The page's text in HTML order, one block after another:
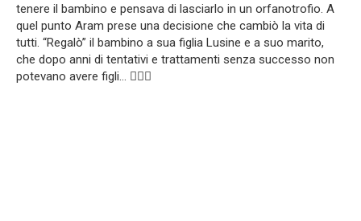
tenere il bambino e pensava di lasciarlo in un orfanotrofio. A
quel punto Aram prese una decisione che cambiò la vita di
tutti. “Regalò” il bambino a sua figlia Lusine e a suo marito,
che dopo anni di tentativi e trattamenti senza successo non
potevano avere figli… 👩‍❤️‍👨